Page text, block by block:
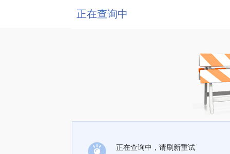
正在查询中
正在查询中，请刷新重试